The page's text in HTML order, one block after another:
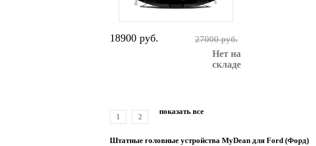
18900 руб. 27000 руб.
Нет на
складе
1 2
показать все
Штатные головные устройства MyDean для Ford (Форд)